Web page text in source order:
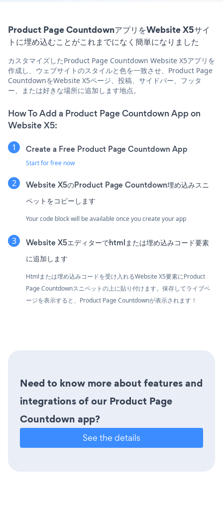
Product Page CountdownアプリをWebsite X5サイ
トに埋め込むことがこれまでになく簡単になりました
カスタマイズしたProduct Page Countdown Website X5アプリを
作成し、ウェブサイトのスタイルと色を一致させ、Product Page
CountdownをWebsite X5ページ、投稿、サイドバー、フッタ
ー、または好きな場所に追加します地点。
How To Add a Product Page Countdown App on
Website X5:
Create a Free Product Page Countdown App
Start for free now
Website X5のProduct Page Countdown埋め込みスニ
ペットをコピーします
Your code block will be available once you create your app
Website X5エディターでhtmlまたは埋め込みコード要素
に追加します
Htmlまたは埋め込みコードを受け入れるWebsite X5要素にProduct
Page Countdownスニペットの上に貼り付けます。保存してライブペ
ージを表示すると、Product Page Countdownが表示されます！
Need to know more about features and
integrations of our Product Page
Countdown app?
See the details